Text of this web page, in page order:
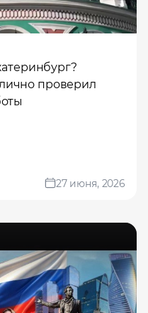
проверил
27 июня, 2026